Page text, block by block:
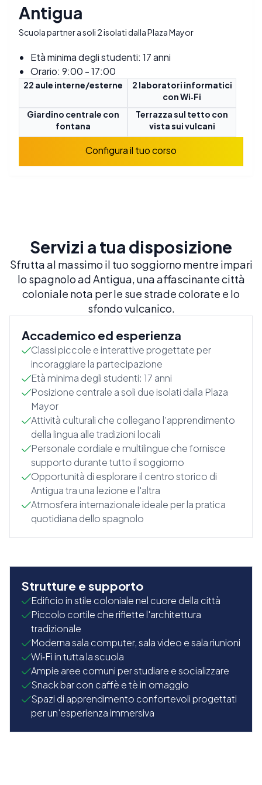
Antigua
Scuola partner a soli 2 isolati dalla Plaza Mayor
Età minima degli studenti: 17 anni
Orario: 9:00 - 17:00
22 aule interne/esterne
2 laboratori informatici
con Wi‑Fi
Giardino centrale con
fontana
Terrazza sul tetto con
vista sui vulcani
Configura il tuo corso
Servizi a tua disposizione
Sfrutta al massimo il tuo soggiorno mentre impari
lo spagnolo ad Antigua, una affascinante città
coloniale nota per le sue strade colorate e lo
sfondo vulcanico.
Accademico ed esperienza
Classi piccole e interattive progettate per
incoraggiare la partecipazione
Età minima degli studenti: 17 anni
Posizione centrale a soli due isolati dalla Plaza
Mayor
Attività culturali che collegano l'apprendimento
della lingua alle tradizioni locali
Personale cordiale e multilingue che fornisce
supporto durante tutto il soggiorno
Opportunità di esplorare il centro storico di
Antigua tra una lezione e l'altra
Atmosfera internazionale ideale per la pratica
quotidiana dello spagnolo
Strutture e supporto
Edificio in stile coloniale nel cuore della città
Piccolo cortile che riflette l'architettura
tradizionale
Moderna sala computer, sala video e sala riunioni
Wi‑Fi in tutta la scuola
Ampie aree comuni per studiare e socializzare
Snack bar con caffè e tè in omaggio
Spazi di apprendimento confortevoli progettati
per un'esperienza immersiva